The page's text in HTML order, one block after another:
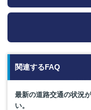
関連するFAQ
最新の道路交通の状況
い。